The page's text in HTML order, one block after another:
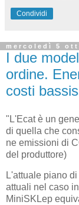
Condividi
mercoledì 5
I due
ordine.
costi
"L'Ecat è un
di quella che
ne emissioni di
del produttore)
L'attuale piano
attuali nel caso
MiniSKLep